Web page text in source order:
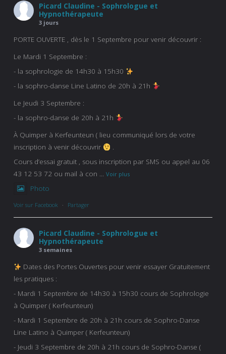
Picard Claudine - Sophrologue et
Hypnothérapeute
3 jours
PORTE OUVERTE , dès le 1 Septembre pour venir découvrir :
Le Mardi 1 Septembre :
- la sophrologie de 14h30 à 15h30
- la sophro-danse Line Latino de 20h à 21h
Le Jeudi 3 Septembre :
- la sophro-danse de 20h à 21h
À Quimper à Kerfeunteun ( lieu communiqué lors de votre
inscription à venir découvrir
.
Cours d’essai gratuit , sous inscription par SMS ou appel au 06
43 12 53 72 ou mail à con ... Voir plus
Photo
Voir sur Facebook · Partager
Picard Claudine - Sophrologue et
Hypnothérapeute
3 semaines
Dates des Portes Ouvertes pour venir essayer Gratuitement
les pratiques :
- Mardi 1 Septembre de 14h30 à 15h30 cours de Sophrologie
à Quimper ( Kerfeunteun)
- Mardi 1 Septembre de 20h à 21h cours de Sophro-Danse
Line Latino à Quimper ( Kerfeunteun)
- Jeudi 3 Septembre de 20h à 21h cours de Sophro-Danse (